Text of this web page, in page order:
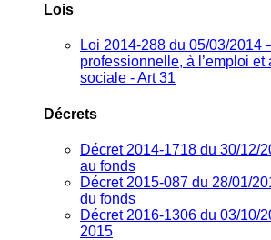
Lois
Loi 2014-288 du 05/03/2014
professionnelle, à l’emploi et
sociale - Art 31
Décrets
Décret 2014-1718 du 30/12/
au fonds
Décret 2015-087 du 28/01/
du fonds
Décret 2016-1306 du 03/10/
2015